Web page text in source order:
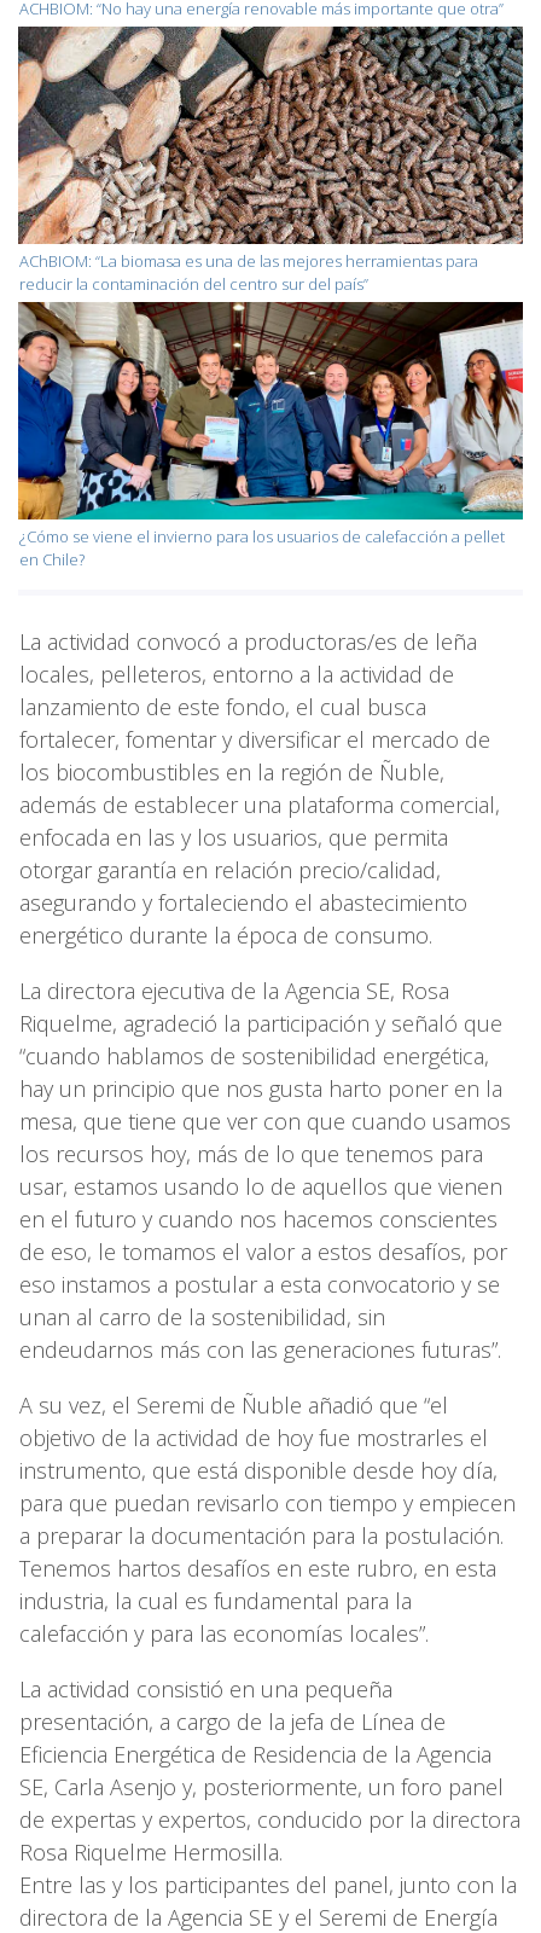
ACHBIOM: “No hay una energía renovable más importante que otra”
AChBIOM: “La biomasa es una de las mejores herramientas para
reducir la contaminación del centro sur del país”
¿Cómo se viene el invierno para los usuarios de calefacción a pellet
en Chile?
La actividad convocó a productoras/es de leña
locales, pelleteros, entorno a la actividad de
lanzamiento de este fondo, el cual busca
fortalecer, fomentar y diversificar el mercado de
los biocombustibles en la región de Ñuble,
además de establecer una plataforma comercial,
enfocada en las y los usuarios, que permita
otorgar garantía en relación precio/calidad,
asegurando y fortaleciendo el abastecimiento
energético durante la época de consumo.
La directora ejecutiva de la Agencia SE, Rosa
Riquelme, agradeció la participación y señaló que
“cuando hablamos de sostenibilidad energética,
hay un principio que nos gusta harto poner en la
mesa, que tiene que ver con que cuando usamos
los recursos hoy, más de lo que tenemos para
usar, estamos usando lo de aquellos que vienen
en el futuro y cuando nos hacemos conscientes
de eso, le tomamos el valor a estos desafíos, por
eso instamos a postular a esta convocatorio y se
unan al carro de la sostenibilidad, sin
endeudarnos más con las generaciones futuras”.
A su vez, el Seremi de Ñuble añadió que “el
objetivo de la actividad de hoy fue mostrarles el
instrumento, que está disponible desde hoy día,
para que puedan revisarlo con tiempo y empiecen
a preparar la documentación para la postulación.
Tenemos hartos desafíos en este rubro, en esta
industria, la cual es fundamental para la
calefacción y para las economías locales”.
La actividad consistió en una pequeña
presentación, a cargo de la jefa de Línea de
Eficiencia Energética de Residencia de la Agencia
SE, Carla Asenjo y, posteriormente, un foro panel
de expertas y expertos, conducido por la directora
Rosa Riquelme Hermosilla.
Entre las y los participantes del panel, junto con la
directora de la Agencia SE y el Seremi de Energía